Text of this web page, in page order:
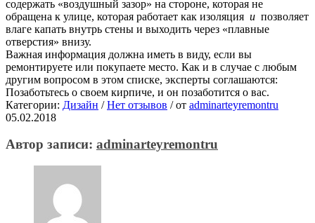
содержать «воздушный зазор» на стороне, которая не
обращена к улице, которая работает как изоляция и позволяет
влаге капать внутрь стены и выходить через «плавные
отверстия» внизу.
Важная информация должна иметь в виду, если вы
ремонтируете или покупаете место. Как и в случае с любым
другим вопросом в этом списке, эксперты соглашаются:
Позаботьтесь о своем кирпиче, и он позаботится о вас.
Категории: Дизайн / Нет отзывов /от adminarteyremontru
05.02.2018
Автор записи: adminarteyremontru